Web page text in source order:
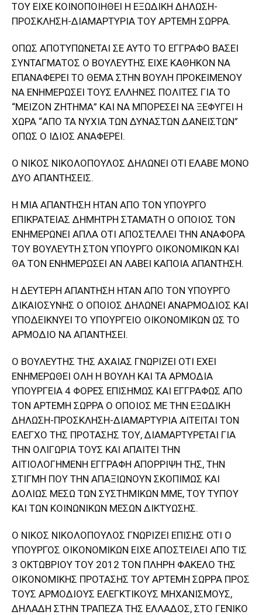
ΤΟΥ ΕΙΧΕ ΚΟΙΝΟΠΟΙΗΘΕΙ Η ΕΞΩΔΙΚΗ ΔΗΛΩΣΗ-
ΠΡΟΣΚΛΗΣΗ-ΔΙΑΜΑΡΤΥΡΙΑ ΤΟΥ ΑΡΤΕΜΗ ΣΩΡΡΑ.
ΟΠΩΣ ΑΠΟΤΥΠΩΝΕΤΑΙ ΣΕ ΑΥΤΟ ΤΟ ΕΓΓΡΑΦΟ ΒΑΣΕΙ
ΣΥΝΤΑΓΜΑΤΟΣ Ο ΒΟΥΛΕΥΤΗΣ ΕΙΧΕ ΚΑΘΗΚΟΝ ΝΑ
ΕΠΑΝΑΦΕΡΕΙ ΤΟ ΘΕΜΑ ΣΤΗΝ ΒΟΥΛΗ ΠΡΟΚΕΙΜΕΝΟΥ
ΝΑ ΕΝΗΜΕΡΩΣΕΙ ΤΟΥΣ ΕΛΛΗΝΕΣ ΠΟΛΙΤΕΣ ΓΙΑ ΤΟ
“ΜΕΙΖΟΝ ΖΗΤΗΜΑ” ΚΑΙ ΝΑ ΜΠΟΡΕΣΕΙ ΝΑ ΞΕΦΥΓΕΙ Η
ΧΩΡΑ “ΑΠΟ ΤΑ ΝΥΧΙΑ ΤΩΝ ΔΥΝΑΣΤΩΝ ΔΑΝΕΙΣΤΩΝ”
ΟΠΩΣ Ο ΙΔΙΟΣ ΑΝΑΦΕΡΕΙ.
Ο ΝΙΚΟΣ ΝΙΚΟΛΟΠΟΥΛΟΣ ΔΗΛΩΝΕΙ ΟΤΙ ΕΛΑΒΕ ΜΟΝΟ
ΔΥΟ ΑΠΑΝΤΗΣΕΙΣ.
Η ΜΙΑ ΑΠΑΝΤΗΣΗ ΗΤΑΝ ΑΠΟ ΤΟΝ ΥΠΟΥΡΓΟ
ΕΠΙΚΡΑΤΕΙΑΣ ΔΗΜΗΤΡΗ ΣΤΑΜΑΤΗ Ο ΟΠΟΙΟΣ ΤΟΝ
ΕΝΗΜΕΡΩΝΕΙ ΑΠΛΑ ΟΤΙ ΑΠΟΣΤΕΛΛΕΙ ΤΗΝ ΑΝΑΦΟΡΑ
ΤΟΥ ΒΟΥΛΕΥΤΗ ΣΤΟΝ ΥΠΟΥΡΓΟ ΟΙΚΟΝΟΜΙΚΩΝ ΚΑΙ
ΘΑ ΤΟΝ ΕΝΗΜΕΡΩΣΕΙ ΑΝ ΛΑΒΕΙ ΚΑΠΟΙΑ ΑΠΑΝΤΗΣΗ.
Η ΔΕΥΤΕΡΗ ΑΠΑΝΤΗΣΗ ΗΤΑΝ ΑΠΟ ΤΟΝ ΥΠΟΥΡΓΟ
ΔΙΚΑΙΟΣΥΝΗΣ Ο ΟΠΟΙΟΣ ΔΗΛΩΝΕΙ ΑΝΑΡΜΟΔΙΟΣ ΚΑΙ
ΥΠΟΔΕΙΚΝΥΕΙ ΤΟ ΥΠΟΥΡΓΕΙΟ ΟΙΚΟΝΟΜΙΚΩΝ ΩΣ ΤΟ
ΑΡΜΟΔΙΟ ΝΑ ΑΠΑΝΤΗΣΕΙ.
Ο ΒΟΥΛΕΥΤΗΣ ΤΗΣ ΑΧΑΙΑΣ ΓΝΩΡΙΖΕΙ ΟΤΙ ΕΧΕΙ
ΕΝΗΜΕΡΩΘΕΙ ΟΛΗ Η ΒΟΥΛΗ ΚΑΙ ΤΑ ΑΡΜΟΔΙΑ
ΥΠΟΥΡΓΕΙΑ 4 ΦΟΡΕΣ ΕΠΙΣΗΜΩΣ ΚΑΙ ΕΓΓΡΑΦΩΣ ΑΠΟ
ΤΟΝ ΑΡΤΕΜΗ ΣΩΡΡΑ Ο ΟΠΟΙΟΣ ΜΕ ΤΗΝ ΕΞΩΔΙΚΗ
ΔΗΛΩΣΗ-ΠΡΟΣΚΛΗΣΗ-ΔΙΑΜΑΡΤΥΡΙΑ ΑΙΤΕΙΤΑΙ ΤΟΝ
ΕΛΕΓΧΟ ΤΗΣ ΠΡΟΤΑΣΗΣ ΤΟΥ, ΔΙΑΜΑΡΤΥΡΕΤΑΙ ΓΙΑ
ΤΗΝ ΟΛΙΓΩΡΙΑ ΤΟΥΣ ΚΑΙ ΑΠΑΙΤΕΙ ΤΗΝ
ΑΙΤΙΟΛΟΓΗΜΕΝΗ ΕΓΓΡΑΦΗ ΑΠΟΡΡΙΨΗ ΤΗΣ, ΤΗΝ
ΣΤΙΓΜΗ ΠΟΥ ΤΗΝ ΑΠΑΞΙΩΝΟΥΝ ΣΚΟΠΙΜΩΣ ΚΑΙ
ΔΟΛΙΩΣ ΜΕΣΩ ΤΩΝ ΣΥΣΤΗΜΙΚΩΝ ΜΜΕ, ΤΟΥ ΤΥΠΟΥ
ΚΑΙ ΤΩΝ ΚΟΙΝΩΝΙΚΩΝ ΜΕΣΩΝ ΔΙΚΤΥΩΣΗΣ.
Ο ΝΙΚΟΣ ΝΙΚΟΛΟΠΟΥΛΟΣ ΓΝΩΡΙΖΕΙ ΕΠΙΣΗΣ ΟΤΙ Ο
ΥΠΟΥΡΓΟΣ ΟΙΚΟΝΟΜΙΚΩΝ ΕΙΧΕ ΑΠΟΣΤΕΙΛΕΙ ΑΠΟ ΤΙΣ
3 ΟΚΤΩΒΡΙΟΥ ΤΟΥ 2012 ΤΟΝ ΠΛΗΡΗ ΦΑΚΕΛΟ ΤΗΣ
ΟΙΚΟΝΟΜΙΚΗΣ ΠΡΟΤΑΣΗΣ ΤΟΥ ΑΡΤΕΜΗ ΣΩΡΡΑ ΠΡΟΣ
ΤΟΥΣ ΑΡΜΟΔΙΟΥΣ ΕΛΕΓΚΤΙΚΟΥΣ ΜΗΧΑΝΙΣΜΟΥΣ,
ΔΗΛΑΔΗ ΣΤΗΝ ΤΡΑΠΕΖΑ ΤΗΣ ΕΛΛΑΔΟΣ, ΣΤΟ ΓΕΝΙΚΟ